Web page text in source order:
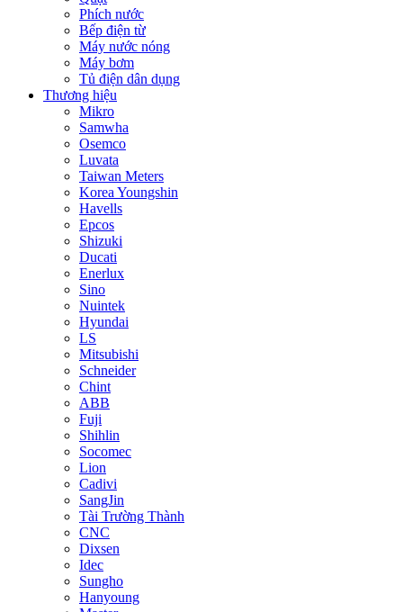
Phích nước
Bếp điện từ
Máy nước nóng
Máy bơm
Tủ điện dân dụng
Thương hiệu
Mikro
Samwha
Osemco
Luvata
Taiwan Meters
Korea Youngshin
Havells
Epcos
Shizuki
Ducati
Enerlux
Sino
Nuintek
Hyundai
LS
Mitsubishi
Schneider
Chint
ABB
Fuji
Shihlin
Socomec
Lion
Cadivi
SangJin
Tài Trường Thành
CNC
Dixsen
Idec
Sungho
Hanyoung